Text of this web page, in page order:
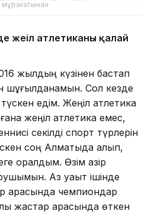
жеңіл атлетиканы қалай
жылдың күзінен бастап
шұғылданамын. Сол кезде
едім. Жеңіл атлетика
жеңіл атлетика емес,
секілді спорт түрлерін
соң Алматыда қалып,
оралдым. Өзім қазір
Аз уақыт ішінде
арасында чемпиондар
жастар арасында өткен